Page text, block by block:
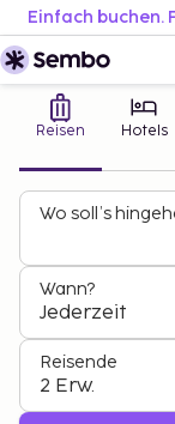
Einfach buchen.
Reisen Hotels
Wo soll’s
Wann?
Jederzeit
Reisende
2 Erw.